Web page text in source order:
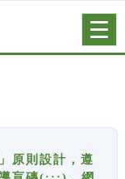
原則設計，遵